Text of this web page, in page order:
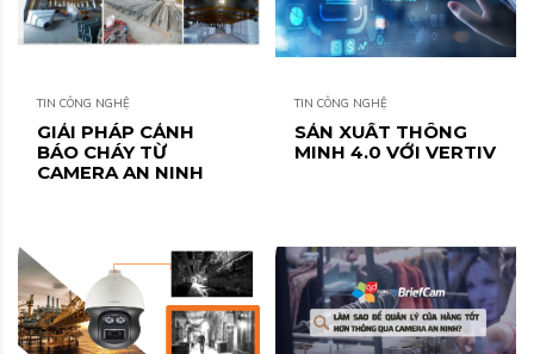
TIN CÔNG NGHỆ
GIẢI PHÁP CẢNH
BÁO CHÁY TỪ
CAMERA AN NINH
TIN CÔNG NGHỆ
SẢN XUẤT THÔNG
MINH 4.0 VỚI VERTIV